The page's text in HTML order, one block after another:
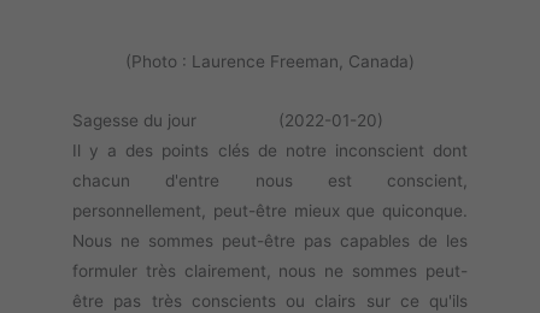
(Photo : Laurence Freeman, Canada)
Sagesse du jour (2022-01-20)
Il y a des points clés de notre inconscient dont
chacun d'entre nous est conscient,
personnellement, peut-être mieux que quiconque.
Nous ne sommes peut-être pas capables de les
formuler très clairement, nous ne sommes peut-
être pas très conscients ou clairs sur ce qu'ils